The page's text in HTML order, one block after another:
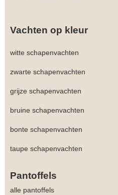
Vachten op kleur
witte schapenvachten
zwarte schapenvachten
grijze schapenvachten
bruine schapenvachten
bonte schapenvachten
taupe schapenvachten
Pantoffels
alle pantoffels